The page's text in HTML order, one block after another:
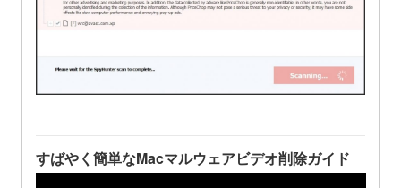
すばやく簡単なMacマルウェアビデオ削除ガイド